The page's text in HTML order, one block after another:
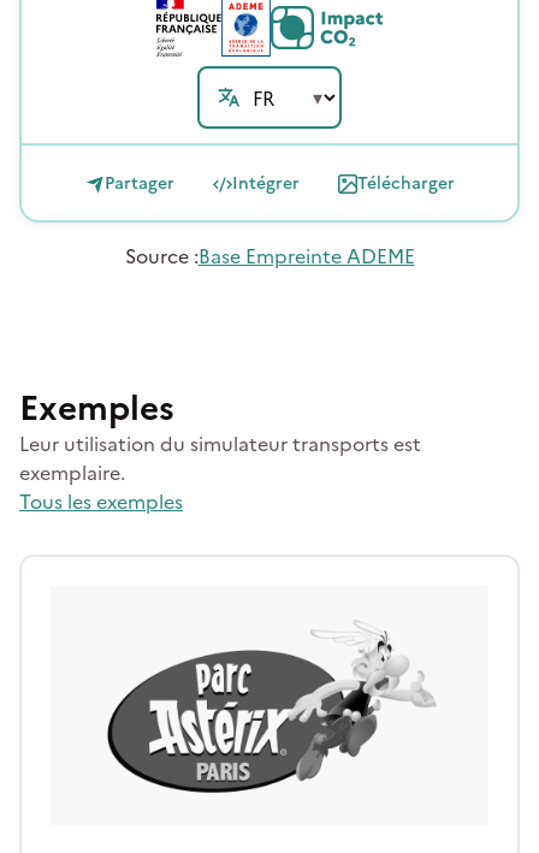
Partager Intégrer Télécharger
Source:Base Empreinte ADEME
Exemples
Leur utilisation du simulateur transports est
exemplaire.
Tous les exemples